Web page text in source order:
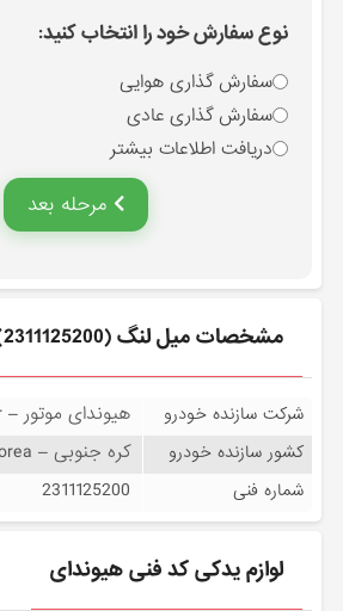
نوع سفارش خود را انتخاب کنید:
سفارش گذاری هوایی
سفارش گذاری عادی
دریافت اطلاعات بیشتر
مرحله بعد
مشخصات ميل لنگ (2311125200) هیوندای
شرکت سازنده خودرو هیوندای موتور – Hyundai Motor
کشور سازنده خودرو کره جنوبی – South Korea
شماره فنی 2311125200
لوازم یدکی کد فنی هیوندای